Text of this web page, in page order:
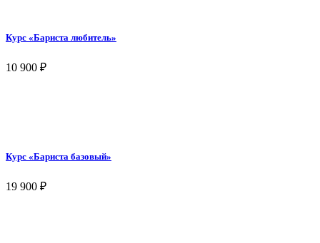
Курс «Бариста любитель»
10 900 ₽
Курс «Бариста базовый»
19 900 ₽